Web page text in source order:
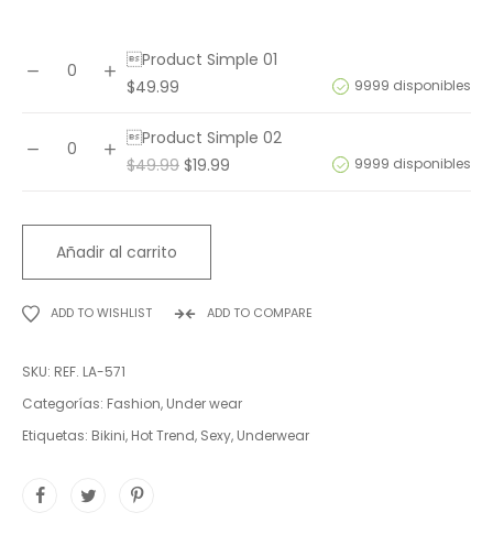
Product
Product Simple 01
$49.99 9999 disponibles
Product
cantidad
Product Simple 02
$49.99 El
original
$49.99.
$19.99 9999 disponibles
Añadir al carrito
ADD TO WISHLIST ADD TO COMPARE
SKU: REF. LA-571
Categorías: Fashion, Under wear
Etiquetas: Bikini, Hot Trend, Sexy, Underwear